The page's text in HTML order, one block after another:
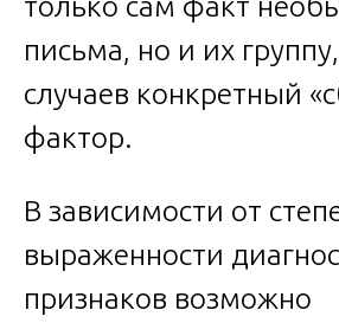
письма, но и их
случаев конкретный
фактор.
В зависимости от
выраженности
признаков возможно